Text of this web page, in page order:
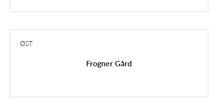
ØST
Frogner Gård